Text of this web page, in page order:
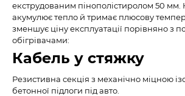
екструдованим пінополістиролом 50 мм.
акумулює тепло й тримає плюсову
зменшує ціну експлуатації порівняно з
обігрівачами:
Кабель у стяжку
Резистивна секція з механічно міцною
бетонної підлоги під авто.